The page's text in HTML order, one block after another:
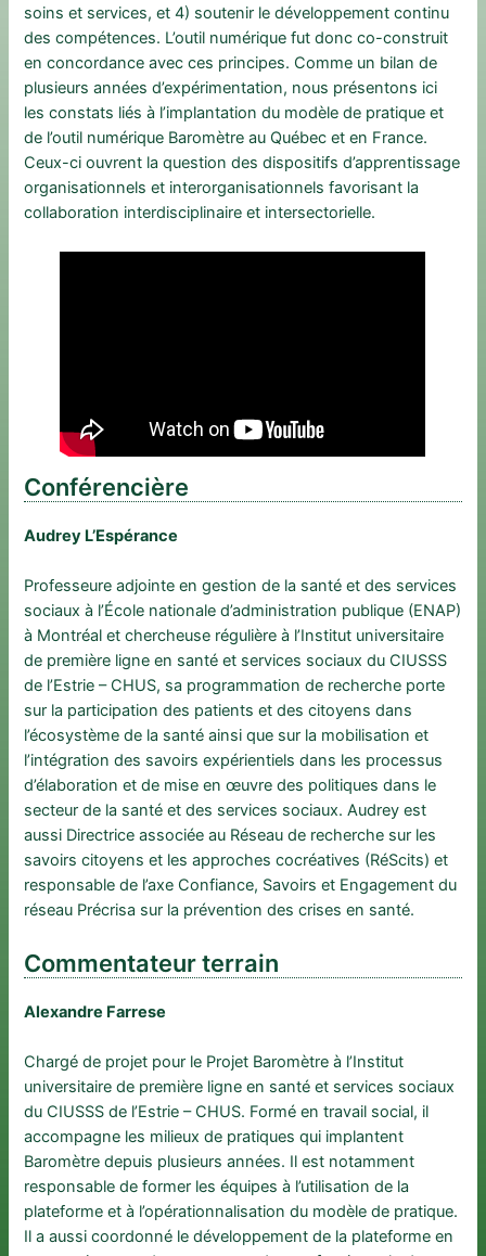
soins et services, et 4) soutenir le développement continu
des compétences. L’outil numérique fut donc co-construit
en concordance avec ces principes. Comme un bilan de
plusieurs années d’expérimentation, nous présentons ici
les constats liés à l’implantation du modèle de pratique et
de l’outil numérique Baromètre au Québec et en France.
Ceux-ci ouvrent la question des dispositifs d’apprentissage
organisationnels et interorganisationnels favorisant la
collaboration interdisciplinaire et intersectorielle.
Conférencière
Audrey L’Espérance
Professeure adjointe en gestion de la santé et des services
sociaux à l’École nationale d’administration publique (ENAP)
à Montréal et chercheuse régulière à l’Institut universitaire
de première ligne en santé et services sociaux du CIUSSS
de l’Estrie – CHUS, sa programmation de recherche porte
sur la participation des patients et des citoyens dans
l’écosystème de la santé ainsi que sur la mobilisation et
l’intégration des savoirs expérientiels dans les processus
d’élaboration et de mise en œuvre des politiques dans le
secteur de la santé et des services sociaux. Audrey est
aussi Directrice associée au Réseau de recherche sur les
savoirs citoyens et les approches cocréatives (RéScits) et
responsable de l’axe Confiance, Savoirs et Engagement du
réseau Précrisa sur la prévention des crises en santé.
Commentateur terrain
Alexandre Farrese
Chargé de projet pour le Projet Baromètre à l’Institut
universitaire de première ligne en santé et services sociaux
du CIUSSS de l’Estrie – CHUS. Formé en travail social, il
accompagne les milieux de pratiques qui implantent
Baromètre depuis plusieurs années. Il est notamment
responsable de former les équipes à l’utilisation de la
plateforme et à l’opérationnalisation du modèle de pratique.
Il a aussi coordonné le développement de la plateforme en